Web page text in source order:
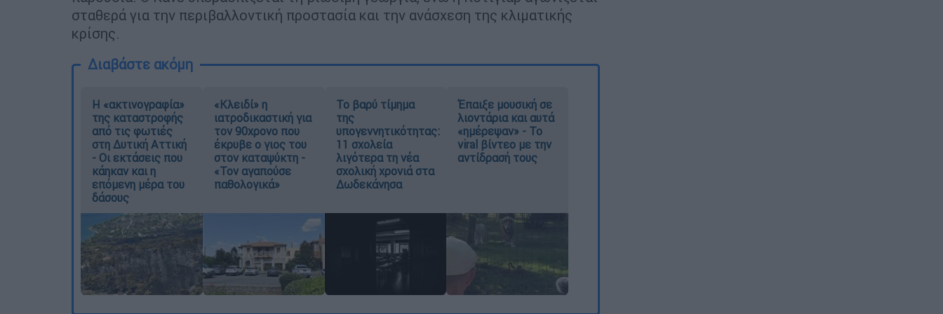
σταθερά για την περιβαλλοντική προστασία και την ανάσχεση της κλιματικής
κρίσης.
Διαβάστε ακόμη
Η «ακτινογραφία»
της καταστροφής
από τις φωτιές
στη Δυτική Αττική
- Οι εκτάσεις που
κάηκαν και η
επόμενη μέρα του
δάσους
«Κλειδί» η
ιατροδικαστική για
τον 90χρονο που
έκρυβε ο γιος του
στον καταψύκτη -
«Τον αγαπούσε
παθολογικά»
Το βαρύ τίμημα
της
υπογεννητικότητας:
11 σχολεία
λιγότερα τη νέα
σχολική χρονιά στα
Δωδεκάνησα
Έπαιξε μουσική σε
λιοντάρια και αυτά
«ημέρεψαν» - Το
viral βίντεο με την
αντίδρασή τους